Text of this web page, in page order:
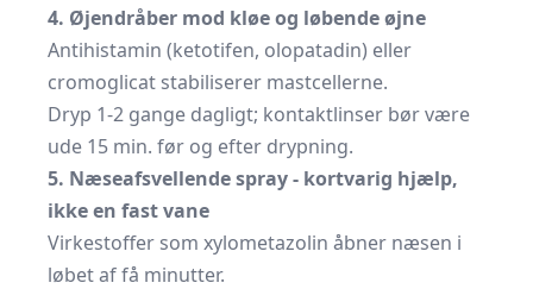
4. Øjendråber mod kløe og løbende øjne
Antihistamin (ketotifen, olopatadin) eller
cromoglicat stabiliserer mastcellerne.
Dryp 1-2 gange dagligt; kontaktlinser bør være
ude 15 min. før og efter drypning.
5. Næseafsvellende spray - kortvarig hjælp,
ikke en fast vane
Virkestoffer som xylometazolin åbner næsen i
løbet af få minutter.